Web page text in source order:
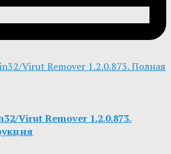
Virut Remover 1.2.0.873.